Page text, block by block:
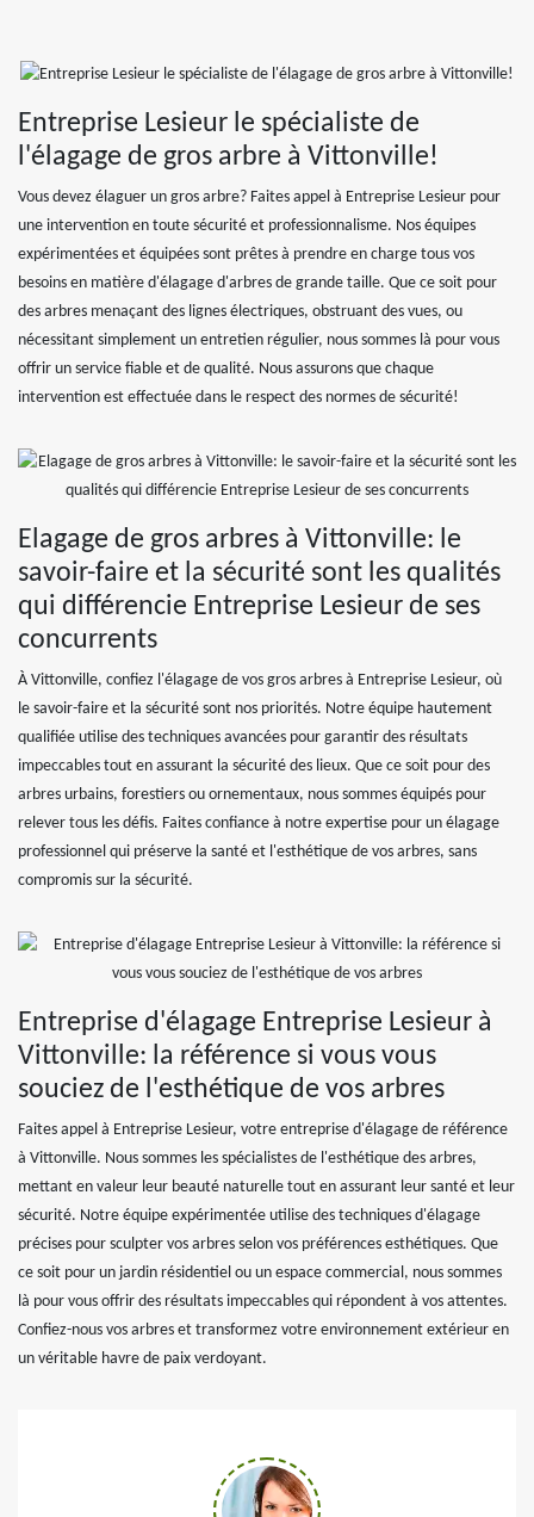
Entreprise Lesieur le spécialiste de
l'élagage de gros arbre à Vittonville!
Vous devez élaguer un gros arbre? Faites appel à Entreprise Lesieur pour
une intervention en toute sécurité et professionnalisme. Nos équipes
expérimentées et équipées sont prêtes à prendre en charge tous vos
besoins en matière d'élagage d'arbres de grande taille. Que ce soit pour
des arbres menaçant des lignes électriques, obstruant des vues, ou
nécessitant simplement un entretien régulier, nous sommes là pour vous
offrir un service fiable et de qualité. Nous assurons que chaque
intervention est effectuée dans le respect des normes de sécurité!
Elagage de gros arbres à Vittonville: le
savoir-faire et la sécurité sont les qualités
qui différencie Entreprise Lesieur de ses
concurrents
À Vittonville, confiez l'élagage de vos gros arbres à Entreprise Lesieur, où
le savoir-faire et la sécurité sont nos priorités. Notre équipe hautement
qualifiée utilise des techniques avancées pour garantir des résultats
impeccables tout en assurant la sécurité des lieux. Que ce soit pour des
arbres urbains, forestiers ou ornementaux, nous sommes équipés pour
relever tous les défis. Faites confiance à notre expertise pour un élagage
professionnel qui préserve la santé et l'esthétique de vos arbres, sans
compromis sur la sécurité.
Entreprise d'élagage Entreprise Lesieur à
Vittonville: la référence si vous vous
souciez de l'esthétique de vos arbres
Faites appel à Entreprise Lesieur, votre entreprise d'élagage de référence
à Vittonville. Nous sommes les spécialistes de l'esthétique des arbres,
mettant en valeur leur beauté naturelle tout en assurant leur santé et leur
sécurité. Notre équipe expérimentée utilise des techniques d'élagage
précises pour sculpter vos arbres selon vos préférences esthétiques. Que
ce soit pour un jardin résidentiel ou un espace commercial, nous sommes
là pour vous offrir des résultats impeccables qui répondent à vos attentes.
Confiez-nous vos arbres et transformez votre environnement extérieur en
un véritable havre de paix verdoyant.